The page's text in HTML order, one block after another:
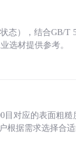
态），结合GB/T
选材提供参考。
对应的表面粗糙
根据需求选择合适